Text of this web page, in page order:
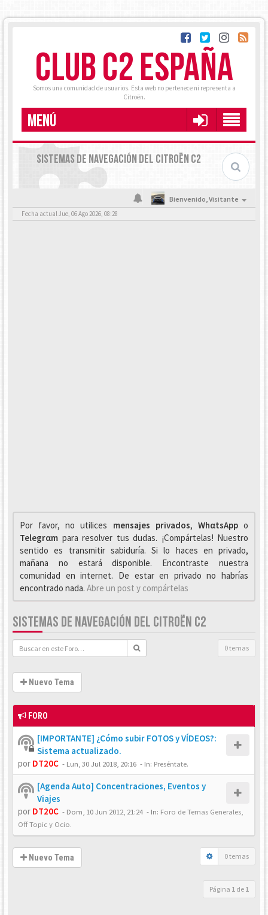
CLUB C2 ESPAÑA
Somos una comunidad de usuarios. Esta web no pertenece ni representa a
Citroën.
MENÚ
SISTEMAS DE NAVEGACIÓN DEL CITROËN C2
Bienvenido,Visitante
Fecha actual Jue, 06 Ago 2026, 08:28
Por favor, no utilices mensajes privados, WhαtsAppo
Telegrαm para resolver tus dudas. ¡Compártelas! Nuestro
sentido es transmitir sabiduría. Si lo haces en privado,
mañana no estará disponible. Encontraste nuestra
comunidad en internet. De estar en privado no habrías
encontrado nada. Abre un post y compártelas
SISTEMAS DE NAVEGACIÓN DEL CITROËN C2
0 temas
Nuevo Tema
FORO
[IMPORTANTE] ¿Cómo subir FOTOS y VÍDEOS?:
Sistema actualizado.
por DT20C - Lun, 30 Jul 2018, 20:16 - In: Preséntate.
[Agenda Auto] Concentraciones, Eventos y
Viajes
por DT20C - Dom, 10 Jun 2012, 21:24 - In: Foro de Temas Generales,
Off Topic y Ocio.
Nuevo Tema 0 temas
Página 1 de 1